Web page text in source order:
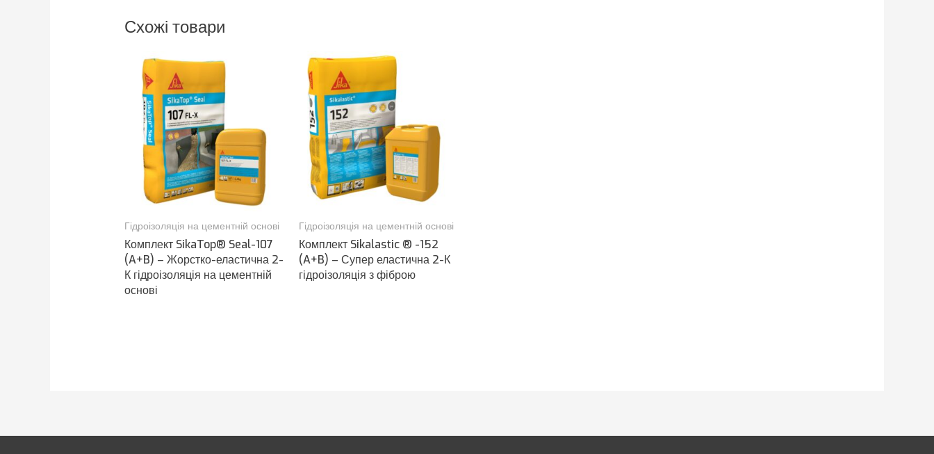
Схожі товари
Гідроізоляція на цементній основі
Комплект SikaTop® Seal-107
(A+B) – Жорстко-еластична 2-
К гідроізоляція на цементній
основі
Гідроізоляція на цементній основі
Комплект Sikalastic ® -152
(A+B) – Супер еластична 2-К
гідроізоляція з фіброю